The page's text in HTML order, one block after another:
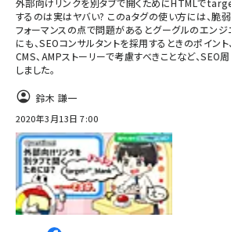
外部向けリンクを別タブで開くためにHTMLで
するのは実はヤバい? このaタグの使い方には、脆弱
フォーマンスの点で問題があるとグーグルのエンジ
にも、SEOコンサルタントを採用するときのポイン
CMS、AMPストーリーで考慮すべきことなど、SEO
しました。
鈴木 謙一
2020年3月13日 7:00